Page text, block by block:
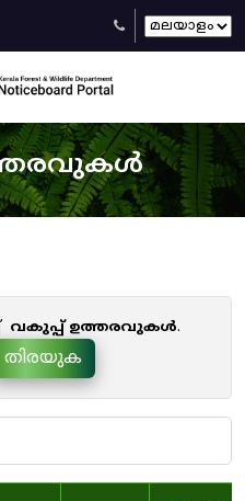
വകുപ്പ് ഉത്തരവുകൾ.
തിരയുക